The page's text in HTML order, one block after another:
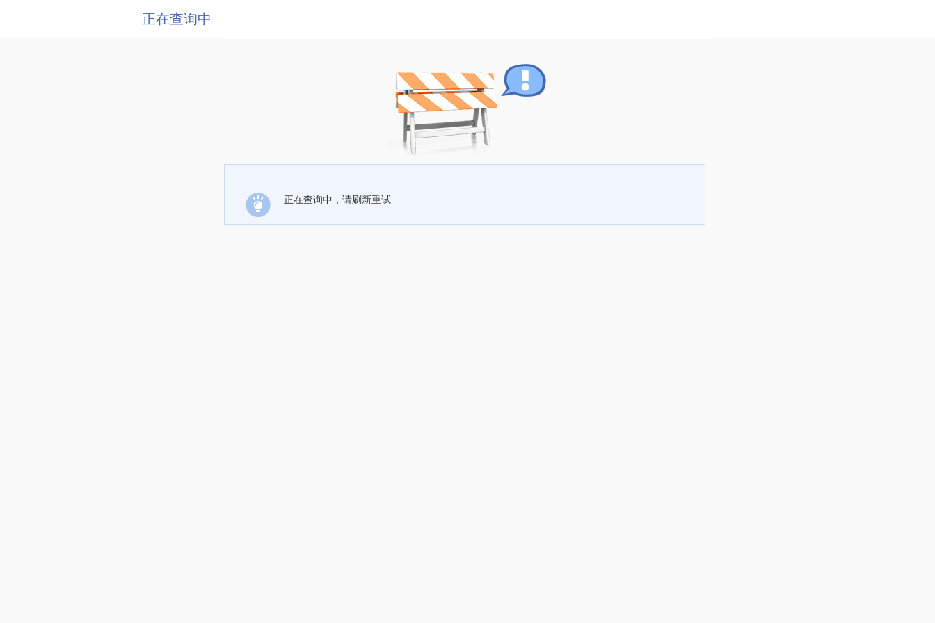
正在查询中
正在查询中，请刷新重试